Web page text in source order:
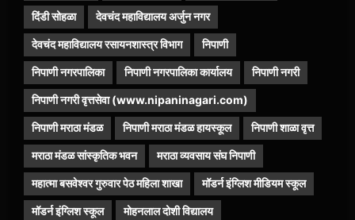
दिंडी सोहळा देवचंद महाविद्यालय अर्जुन नगर
देवचंद महाविद्यालय रसायनशास्त्र विभाग निपाणी
निपाणी नगरपालिका निपाणी नगरपालिका कार्यालय निपाणी नगरी
निपाणी नगरी वृत्तसेवा (www.nipaninagari.com)
निपाणी मराठा मंडळ निपाणी मराठा मंडळ हायस्कूल निपाणी शाळा वृत्त
मराठा मंडळ सांस्कृतिक भवन मराठा व्यवसाय संघ निपाणी
महात्मा बसवेश्वर गुरुवार पेठ महिला शाखा मॉडर्न इंग्लिश मीडियम स्कूल
मॉडर्न इंग्लिश स्कूल मोहनलाल दोशी विद्यालय